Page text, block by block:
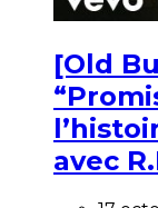
[Old
avec